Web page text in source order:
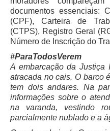
Governança de TI
Gestão Estratégica
Governança das
Gestão de Riscos
Laboratório de Inovação
Assessoria de
Sites Institucionais
documentos essenciais:
(CPF), Carteira de
(CTPS), Registro Geral
Número de Inscrição do
#ParaTodosVerem
A embarcação da Justiça
atracada no cais. O barco
tem dois andares. Na
informações sobre o
na varanda, vestindo
parcialmente nublado e a